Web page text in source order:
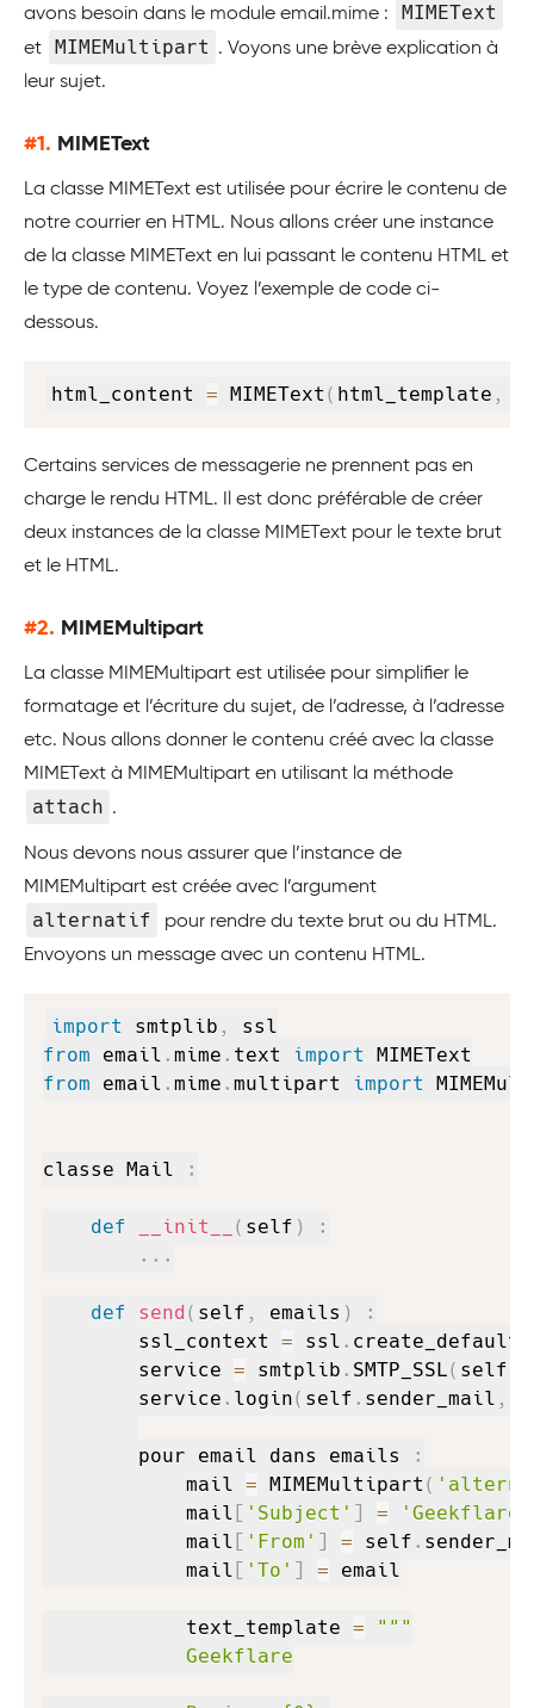
avons besoin dans le module email.mime :
MIMEText
et MIMEMultipart
. Voyons une brève explication à
leur sujet.
#1. MIMEText
La classe MIMEText est utilisée pour écrire le contenu de
notre courrier en HTML. Nous allons créer une instance
de la classe MIMEText en lui passant le contenu HTML et
le type de contenu. Voyez l’exemple de code ci-
dessous.
html_content = MIMEText ( html_template ,
Certains services de messagerie ne prennent pas en
charge le rendu HTML. Il est donc préférable de créer
deux instances de la classe MIMEText pour le texte brut
et le HTML.
#2. MIMEMultipart
La classe MIMEMultipart est utilisée pour simplifier le
formatage et l’écriture du sujet, de l’adresse, à l’adresse
etc. Nous allons donner le contenu créé avec la classe
MIMEText à MIMEMultipart en utilisant la méthode
attach .
Nous devons nous assurer que l’instance de
MIMEMultipart est créée avec l’argument
alternatif
pour rendre du texte brut ou du HTML.
Envoyons un message avec un contenu HTML.
import smtplib ,
from email . mime . text import
from email . mime . multipart import
classe Mail :
def __init__ ( self )
:
. . .
def send( self , emails )
:
        ssl_context
= ssl .
        service
= smtplib . SMTP_SSL( self
        service
. login( self . sender_mail ,
        pour email dans emails
:
            mail
= MIMEMultipart (
            mail
[ 'Subject' ] =
'Geekflare
            mail
[ 'From' ] = self .
            mail
[ 'To' ] = email
            text_template
=
"""
            Geekflare